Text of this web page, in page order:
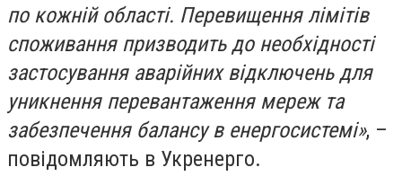
по кожній області. Перевищення лімітів
споживання призводить до необхідності
застосування аварійних відключень для
уникнення перевантаження мереж та
забезпечення балансу в енергосистемі», –
повідомляють в Укренерго.